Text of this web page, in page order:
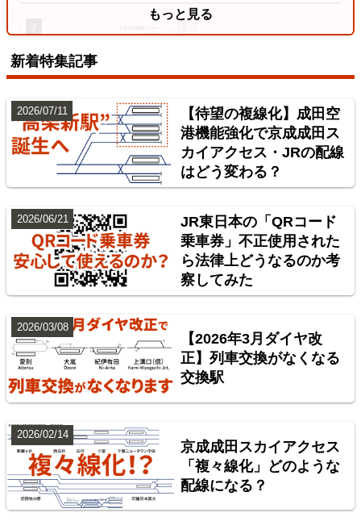
中央本線（東京～塩尻）
3
4
もっと見る
新着特集記事
【待望の複線化】成田空
港機能強化で京成成田ス
カイアクセス・JRの配線
はどう変わる？
2026/07/11
JR東日本の「QRコード
乗車券」不正使用された
ら法律上どうなるのか考
察してみた
2026/06/21
【2026年3月ダイヤ改
正】列車交換がなくなる
交換駅
2026/03/08
京成成田スカイアクセス
「複々線化」どのような
配線になる？
2026/02/14